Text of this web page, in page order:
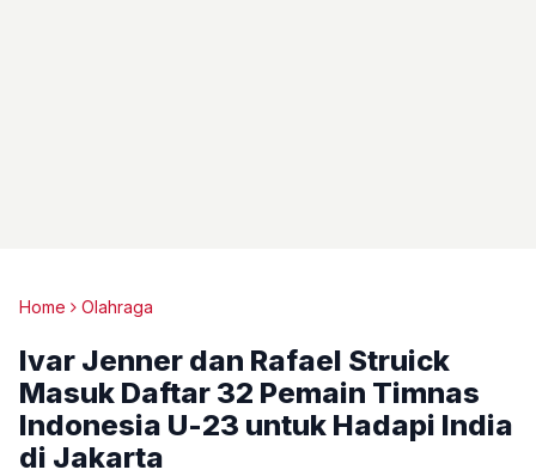
Home Olahraga
Ivar Jenner dan Rafael Struick
Masuk Daftar 32 Pemain Timnas
Indonesia U-23 untuk Hadapi India
di Jakarta